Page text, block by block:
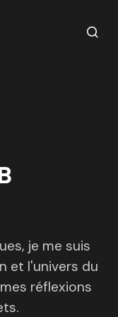
je me suis
et l'univers du
réflexions